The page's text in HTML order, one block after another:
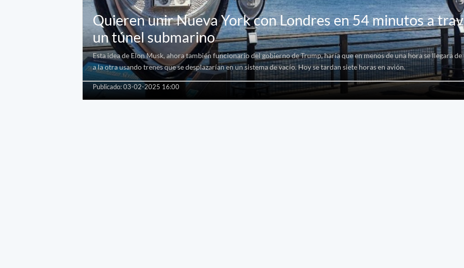
Quieren unir Nueva York con Londres en 54 minutos a
un túnel submarino
Esta idea de Elon Musk, ahora también funcionario del gobierno de Trump, haría que en menos de una hora se llegara de
a la otra usando trenes que se desplazarían en un sistema de vacío. Hoy se tardan siete horas en avión.
Publicado: 03-02-2025 16:00